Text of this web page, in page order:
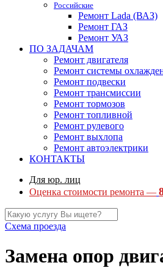
Российские
Ремонт Lada (ВАЗ)
Ремонт ГАЗ
Ремонт УАЗ
ПО ЗАДАЧАМ
Ремонт двигателя
Ремонт системы
Ремонт подвески
Ремонт трансмиссии
Ремонт тормозов
Ремонт топливной
Ремонт рулевого
Ремонт выхлопа
Ремонт автоэлектрики
КОНТАКТЫ
Для юр. лиц
Оценка стоимости ремонта —
Схема проезда
Замена опор